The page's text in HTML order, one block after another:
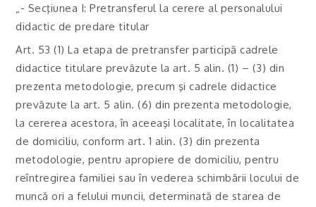
„- Secţiunea I: Pretransferul la cerere al personalului
didactic de predare titular
Art. 53 (1) La etapa de pretransfer participă cadrele
didactice titulare prevăzute la art. 5 alin. (1) – (3) din
prezenta metodologie, precum şi cadrele didactice
prevăzute la art. 5 alin. (6) din prezenta metodologie,
la cererea acestora, în aceeaşi localitate, în localitatea
de domiciliu, conform art. 1 alin. (3) din prezenta
metodologie, pentru apropiere de domiciliu, pentru
reîntregirea familiei sau în vederea schimbării locului de
muncă ori a felului muncii, determinată de starea de